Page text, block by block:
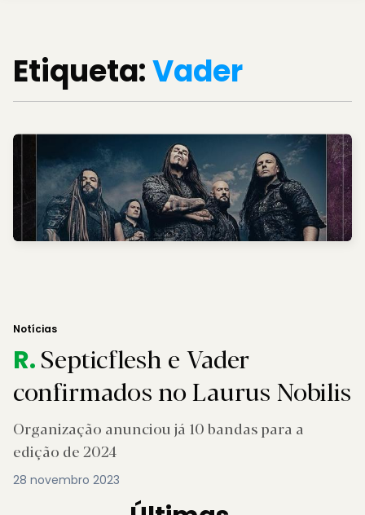
Etiqueta:Vader
Notícias
R.Septicflesh e Vader
confirmados no Laurus Nobilis
Organização anunciou já 10 bandas para a
edição de 2024
28 novembro 2023